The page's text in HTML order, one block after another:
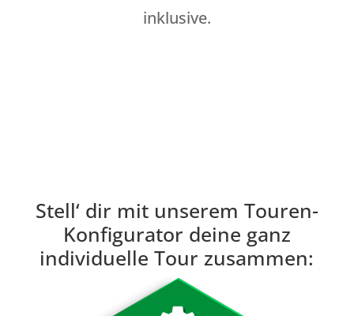
inklusive.
Stell‘ dir mit unserem Touren-
Konfigurator deine ganz
individuelle Tour zusammen: